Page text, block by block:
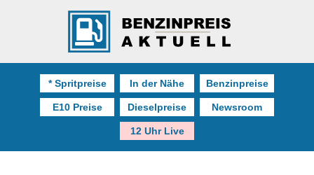
* Spritpreise In der Nähe Benzinpreise
E10 Preise Dieselpreise Newsroom
12 Uhr Live